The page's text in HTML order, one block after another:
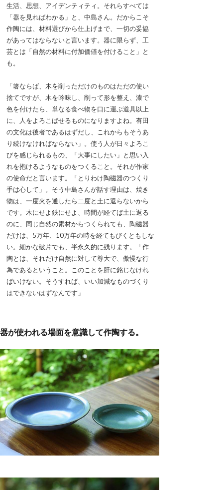
生活、思想、アイデンティティ。それらすべては
「器を見ればわかる」と、中島さん。だからこそ
作陶には、材料選びから仕上げまで、一切の妥協
があってはならないと言います。器に限らず、工
芸とは「自然の材料に付加価値を付けること」と
も。
「箸ならば、木を削っただけのものはただの使い
捨てですが、木を吟味し、削って形を整え、漆で
色を付けたら、単なる食べ物を口に運ぶ道具以上
に、人をよろこばせるものになりますよね。有田
の文化は後者であるはずだし、これからもそうあ
り続けなければならない」。使う人が日々よろこ
びを感じられるもの、「大事にしたい」と思い入
れを抱けるようなものをつくること。それが作家
の使命だと言います。「とりわけ陶磁器のつくり
手は心して」。そう中島さんが話す理由は、焼き
物は、一度火を通したら二度と土に返らないから
です。木にせよ鉄にせよ、時間が経てば土に返る
のに、同じ自然の素材からつくられても、陶磁器
だけは、5万年、10万年の時を経てもびくともしな
い。細かな破片でも、半永久的に残ります。「作
陶とは、それだけ自然に対して尊大で、傲慢な行
為であるということ。このことを肝に銘じなけれ
ばいけない。そうすれば、いい加減なものづくり
はできないはずなんです」
器が使われる場面を意識して作陶する。